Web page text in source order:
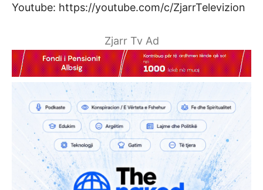
Youtube: https://youtube.com/c/ZjarrTelevizion
Zjarr Tv Ad